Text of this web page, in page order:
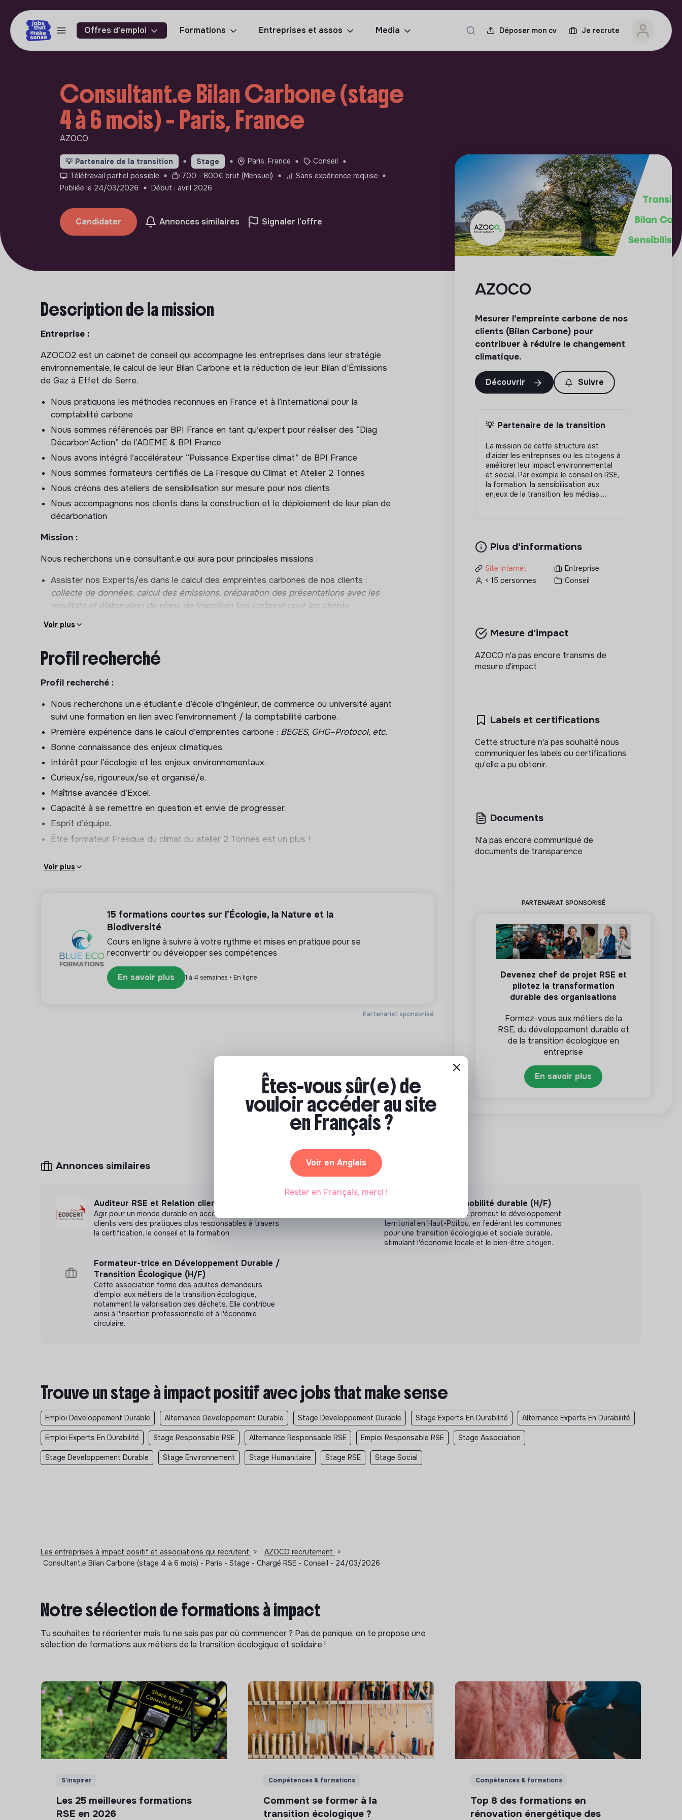
Offres d'emploi Formations Entreprises et assos Media Déposer mon cv Je recrute
Consultant.e Bilan Carbone (stage
4 à 6 mois) - Paris, France
AZOCO
💡 Partenaire de la transition Stage Paris, France
Conseil
Télétravail partiel possible
700 - 800€ brut (Mensuel)
Sans expérience requise
Publiée le 24/03/2026
Début : avril 2026
Candidater Annonces similaires Signaler l'offre
Description de la mission
Entreprise :
AZOCO2 est un cabinet de conseil qui accompagne les entreprises dans leur stratégie
environnementale, le calcul de leur Bilan Carbone et la réduction de leur Bilan d'Émissions
de Gaz à Effet de Serre.
Nous pratiquons les méthodes reconnues en France et à l’international pour la
comptabilité carbone
Nous sommes référencés par BPI France en tant qu’expert pour réaliser des “Diag
Décarbon’Action” de l’ADEME & BPI France
Nous avons intégré l’accélérateur “Puissance Expertise climat” de BPI France
Nous sommes formateurs certifiés de La Fresque du Climat et Atelier 2 Tonnes
Nous créons des ateliers de sensibilisation sur mesure pour nos clients
Nous accompagnons nos clients dans la construction et le déploiement de leur plan de
décarbonation
Mission :
Nous recherchons un.e consultant.e qui aura pour principales missions :
Assister nos Experts/es dans le calcul des empreintes carbones de nos clients :
collecte de données, calcul des émissions, préparation des présentations avec les
résultats et élaboration de plans de transition bas carbone pour les clients
accompagnés
Participation aux réflexions pour optimiser les outils internes de production.
Animation ou assistance à l’organisation d’ateliers de formation et sensibilisation aux
enjeux climatiques.
Pourquoi Azoco2 ?
Pour rejoindre une jeune entreprise en plein développement qui fourmille d’idées et de
projets
Bureaux à Paris 10e (métro Jacques Bonsergent, à 8min à pied de Gare de l’Est)
Une équipe passionnée des sujets environnement / énergie / climat
Prise en charge transports en commun 100%
Déjeuners d’équipes réguliers
Evènements d’équipe réguliers
Salaire et avantages :
Télétravail possible quelques jours/semaine
Voir plus
Profil recherché
Profil recherché :
Nous recherchons un.e étudiant.e d’école d’ingénieur, de commerce ou université ayant
suivi une formation en lien avec l’environnement / la comptabilité carbone.
Première expérience dans le calcul d’empreintes carbone : BEGES, GHG–Protocol, etc.
Bonne connaissance des enjeux climatiques.
Intérêt pour l’écologie et les enjeux environnementaux.
Curieux/se, rigoureux/se et organisé/e.
Maîtrise avancée d’Excel.
Capacité à se remettre en question et envie de progresser.
Esprit d’équipe.
Être formateur Fresque du climat ou atelier 2 Tonnes est un plus !
Voir plus
Partenariat sponsorisé
15 formations courtes sur l’Écologie, la Nature et la
Biodiversité
Cours en ligne à suivre à votre rythme et mises en pratique pour se
reconvertir ou développer ses compétences
En savoir plus 1 à 4 semaines • En ligne
AZOCO
Mesurer l'empreinte carbone de nos
clients (Bilan Carbone) pour
contribuer à réduire le changement
climatique.
Découvrir Suivre
💡 Partenaire de la transition
La mission de cette structure est
d’aider les entreprises ou les citoyens à
améliorer leur impact environnemental
et social. Par exemple le conseil en RSE,
la formation, la sensibilisation aux
enjeux de la transition, les médias,…
Plus d'informations
Site internet
Entreprise
< 15 personnes
Conseil
Mesure d'impact
AZOCO n'a pas encore transmis de
mesure d'impact
Labels et certifications
Cette structure n'a pas souhaité nous
communiquer les labels ou certifications
qu'elle a pu obtenir.
Documents
N'a pas encore communiqué de
documents de transparence
PARTENARIAT SPONSORISÉ
Devenez chef de projet RSE et
pilotez la transformation
durable des organisations
Formez-vous aux métiers de la
RSE, du développement durable et
de la transition écologique en
entreprise
En savoir plus
Annonces similaires
Auditeur RSE et Relation clients (H/F)
Agir pour un monde durable en accompagnant nos
clients vers des pratiques plus responsables à travers
la certification, le conseil et la formation.
Chargé de mission mobilité durable (H/F)
Cet établissement public promeut le développement
territorial en Haut-Poitou, en fédérant les communes
pour une transition écologique et sociale durable,
stimulant l'économie locale et le bien-être citoyen.
Formateur-trice en Développement Durable /
Transition Écologique (H/F)
Cette association forme des adultes demandeurs
d'emploi aux métiers de la transition écologique,
notamment la valorisation des déchets. Elle contribue
ainsi à l'insertion professionnelle et à l'économie
circulaire.
Trouve un stage à impact positif avec jobs that make sense
Emploi Developpement Durable Alternance Developpement Durable Stage Developpement Durable Stage Experts En Durabilité Alternance Experts En Durabilité
Emploi Experts En Durabilité Stage Responsable RSE Alternance Responsable RSE Emploi Responsable RSE Stage Association
Stage Developpement Durable Stage Environnement Stage Humanitaire Stage RSE Stage Social
Les entreprises à impact positif et associations qui recrutent > AZOCO recrutement
>
Consultant.e Bilan Carbone (stage 4 à 6 mois) - Paris - Stage - Chargé RSE - Conseil - 24/03/2026
Notre sélection de formations à impact
Tu souhaites te réorienter mais tu ne sais pas par où commencer ? Pas de panique, on te propose une
sélection de formations aux métiers de la transition écologique et solidaire !
S'inspirer
Les 25 meilleures formations
RSE en 2026
Compétences & formations
Comment se former à la
transition écologique ?
Compétences & formations
Top 8 des formations en
rénovation énergétique des
Êtes-vous sûr(e) de
vouloir accéder au site
en Français ?
Voir en Anglais
Rester en Français, merci !